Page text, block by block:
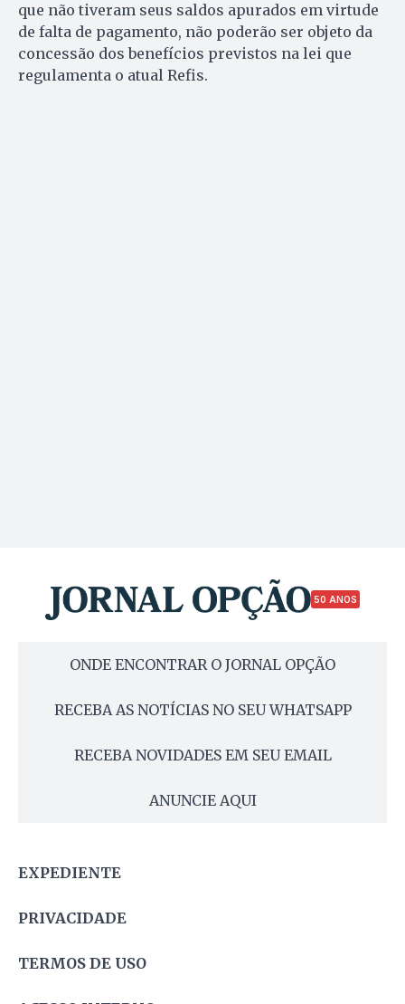
que não tiveram seus saldos apurados em virtude
de falta de pagamento, não poderão ser objeto da
concessão dos benefícios previstos na lei que
regulamenta o atual Refis.
50 ANOS
ONDE ENCONTRAR O JORNAL OPÇÃO
RECEBA AS NOTÍCIAS NO SEU WHATSAPP
RECEBA NOVIDADES EM SEU EMAIL
ANUNCIE AQUI
EXPEDIENTE
PRIVACIDADE
TERMOS DE USO